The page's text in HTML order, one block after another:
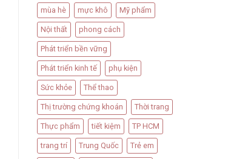
mùa hè mực khô Mỹ phẩm
Nội thất phong cách
Phát triển bền vững
Phát triển kinh tế phụ kiện
Sức khỏe Thể thao
Thị trường chứng khoán Thời trang
Thực phẩm tiết kiệm TP HCM
trang trí Trung Quốc Trẻ em